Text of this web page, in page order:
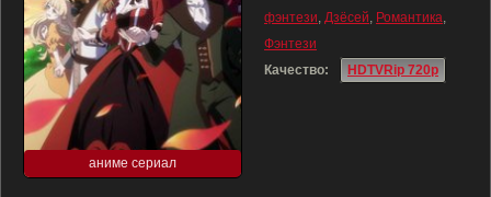
аниме сериал
фэнтези, Дзёсей, Романтика,
Фэнтези
Качество:
HDTVRip 720p